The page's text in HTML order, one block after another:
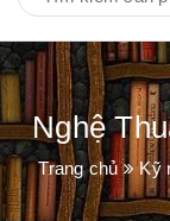
Nghệ
Trang chủ Kỹ